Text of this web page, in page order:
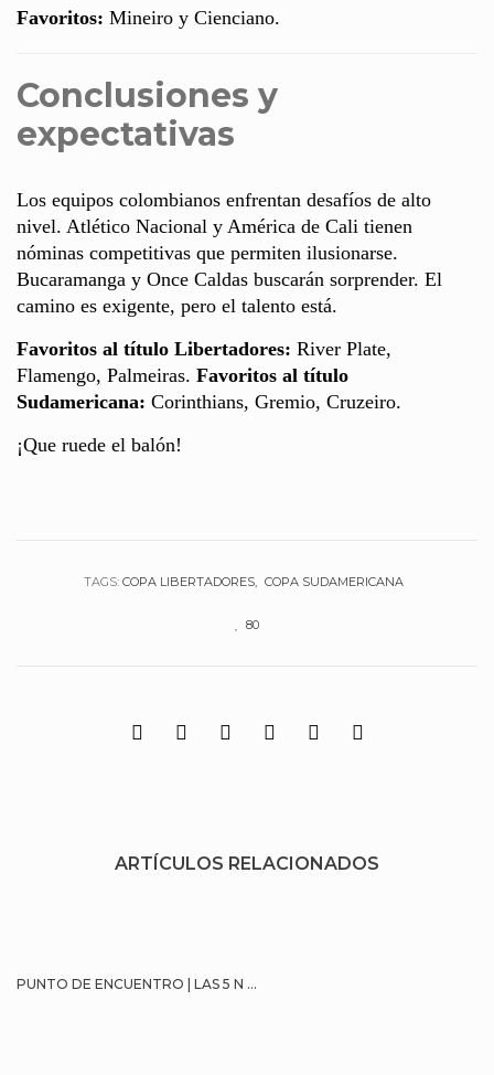
Favoritos: Mineiro y Cienciano.
Conclusiones y
expectativas
Los equipos colombianos enfrentan desafíos de alto
nivel. Atlético Nacional y América de Cali tienen
nóminas competitivas que permiten ilusionarse.
Bucaramanga y Once Caldas buscarán sorprender. El
camino es exigente, pero el talento está.
Favoritos al título Libertadores: River Plate,
Flamengo, Palmeiras. Favoritos al título
Sudamericana: Corinthians, Gremio, Cruzeiro.
¡Que ruede el balón!
TAGS: COPA LIBERTADORES COPA SUDAMERICANA
80
ARTÍCULOS RELACIONADOS
PUNTO DE ENCUENTRO | LAS 5 N ...